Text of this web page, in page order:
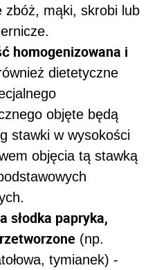
zbóż, mąki, skrobi lub
homogenizowana i
dietetyczne
objęte będą
stawki w wysokości
objęcia tą stawką
słodka papryka,
(np.
tymianek) -